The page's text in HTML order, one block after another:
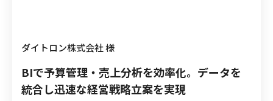
ダイトロン株式会社 様
BIで予算管理・売上分析を効率化。データを
統合し迅速な経営戦略立案を実現